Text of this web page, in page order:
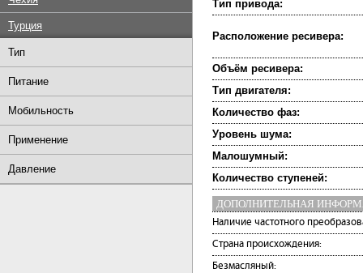
Турция
Тип
Питание
Мобильность
Применение
Давление
Тип привода:
Расположение ресивера:
Объём ресивера:
Тип двигателя:
Количество фаз:
Уровень шума:
Малошумный:
Количество ступеней:
ДОПОЛНИТЕЛЬНАЯ
Наличие частотного
Страна происхождения:
Безмасляный: